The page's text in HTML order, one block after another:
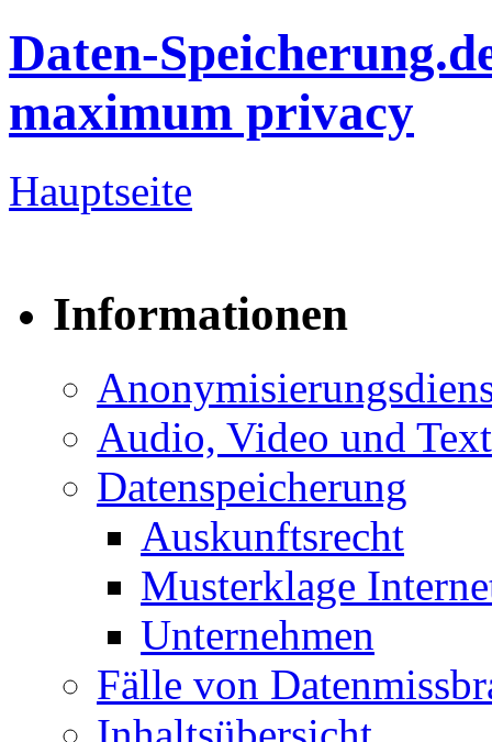
Daten-
maximum privacy
Hauptseite
Informationen
Audio, Video und Text
Datenspeicherung
Auskunftsrecht
Musterklage
Unternehmen
Fälle von